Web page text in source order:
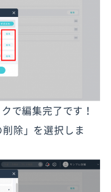
で編集完了です！
除」を選択しま